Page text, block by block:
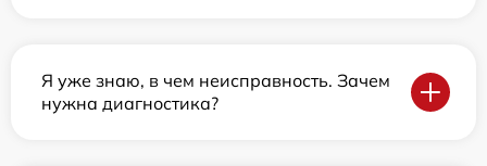
Я уже знаю, в чем неисправность. Зачем
нужна диагностика?